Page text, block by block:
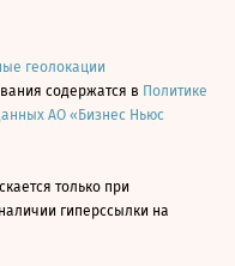
геолокации
содержатся в Политике
АО «Бизнес Ньюс
только при
гиперссылки на